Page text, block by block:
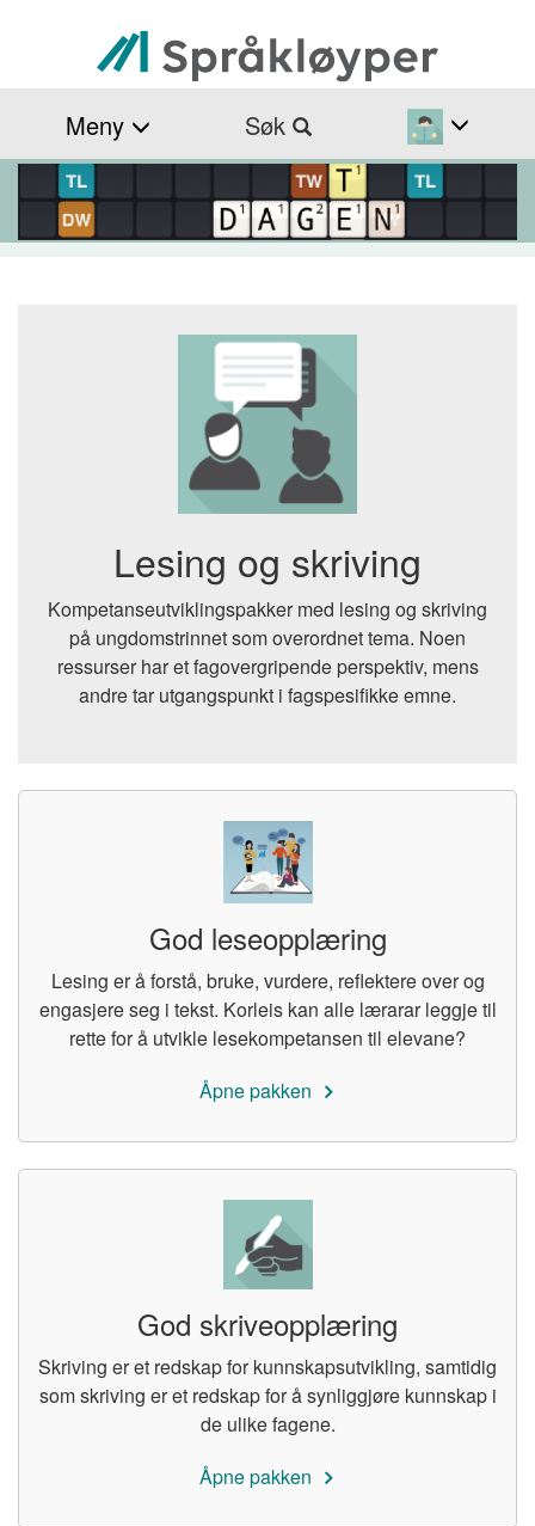
hovedinnhold
Meny Søk
Lesing og skriving
Kompetanseutviklingspakker med lesing og skriving
på ungdomstrinnet som overordnet tema. Noen
ressurser har et fagovergripende perspektiv, mens
andre tar utgangspunkt i fagspesifikke emne.
God leseopplæring
Lesing er å forstå, bruke, vurdere, reflektere over og
engasjere seg i tekst. Korleis kan alle lærarar leggje til
rette for å utvikle lesekompetansen til elevane?
Åpne pakken
God skriveopplæring
Skriving er et redskap for kunnskapsutvikling, samtidig
som skriving er et redskap for å synliggjøre kunnskap i
de ulike fagene.
Åpne pakken